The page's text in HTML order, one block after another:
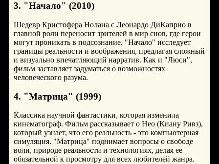
3. "Начало" (2010)
Шедевр Кристофера Нолана с Леонардо ДиКаприо в
главной роли переносит зрителей в мир снов, где герои
могут проникать в подсознание. "Начало" исследует
границы реальности и воображения, предлагая сложный
и визуально впечатляющий нарратив. Как и "Люси",
фильм заставляет задуматься о возможностях
человеческого разума.
4. "Матрица" (1999)
Классика научной фантастики, которая изменила
кинематограф. Фильм рассказывает о Нео (Киану Ривз),
который узнает, что его реальность - это компьютерная
симуляция. "Матрица" поднимает вопросы о свободе
воли, природе реальности и технологиях, делая ее
обязательной к просмотру для всех любителей жанра.